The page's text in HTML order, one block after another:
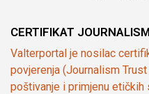
CERTIFIKAT
Valterportal je nosilac
povjerenja (Journalism
poštivanje i primjenu etičkih